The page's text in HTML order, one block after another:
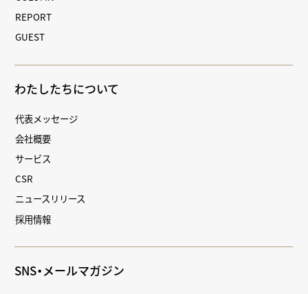
REPORT
GUEST
わたしたちについて
代表メッセージ
会社概要
サービス
CSR
ニュースリリース
採用情報
SNS・メールマガジン